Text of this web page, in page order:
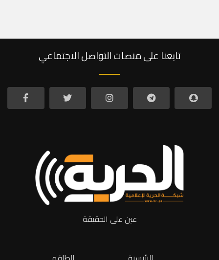
تابعنا على منصات التواصل الاجتماعي
عين على الحقيقة